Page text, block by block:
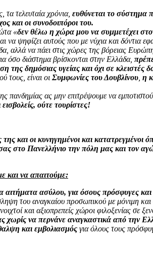
τα τελευταία χρόνια, ευθύνεται το σύστημα
και οι συνοδοιπόροι του.
«δεν θέλω η χώρα μου να συμμετέχει
να ψηφίζει αυτούς που με νύχια και δόντια
αλλά να πάει στις χώρες της βόρειας
όσο διάστημα βρίσκονται στην Ελλάδα,
της δημόσιας υγείας και όχι σε
τους, είναι οι Συμφωνίες του Δουβλίνου η
πανδημίας ας μην επιτρέψουμε να
εισβολείς, ούτε τουρίστες!
και οι κυνηγημένοι και
σας στο Πανελλήνιο την πόλη μας και
και να απαιτούμε:
αιτήματα ασύλου, για όσους πρόσφυγες
του αναγκαίου προσωπικού με μόνιμη και
και αξιοπρεπείς χώροι φιλοξενίας σε
χωρίς να περνάνε αναγκαστικά από την
και εμβολιασμός για όλους τους